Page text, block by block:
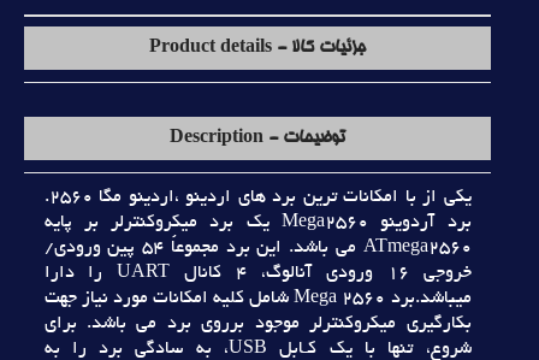
جزئیات کالا - Product details
توضیحات - Description
يکي از با امکانات ترين برد هاي اردينو ،اردينو مگا 2560.
برد آردوينو Mega2560 يک برد ميکروکنترلر بر پايه
ATmega2560 مي باشد. اين برد مجموعاً 54 پين ورودي/
خروجي 16 ورودي آنالوگ، 4 کانال UART را دارا
ميباشد.برد Mega 2560 شامل کليه امکانات مورد نياز جهت
بکارگيري ميکروکنترلر موجود برروي برد مي باشد. براي
شروع، تنها با يک کـابل USB، به سادگي برد را به